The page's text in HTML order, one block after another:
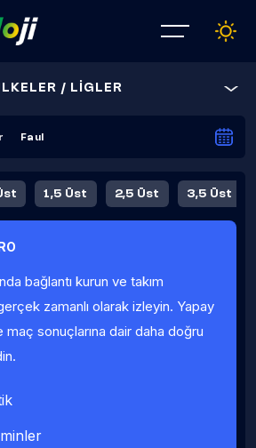
/ LİGLER
Faul
1,5 Üst 2,5 Üst 3,5 Üst
bağlantı kurun ve takım
zamanlı olarak izleyin. Yapay
maç sonuçlarına dair daha doğru